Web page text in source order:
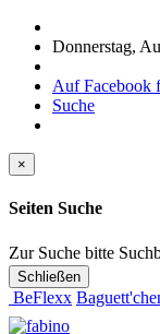
Donnerstag,
Auf Facebook
Suche
×
Seiten Suche
Zur Suche bitte
Schließen
BeFlexx